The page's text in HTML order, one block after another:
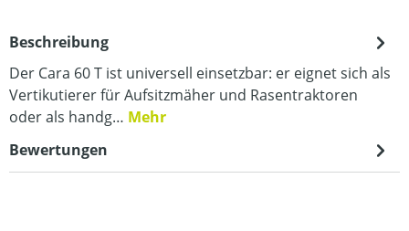
Beschreibung
Der Cara 60 T ist universell einsetzbar: er eignet sich als
Vertikutierer für Aufsitzmäher und Rasentraktoren
oder als handg… Mehr
Bewertungen